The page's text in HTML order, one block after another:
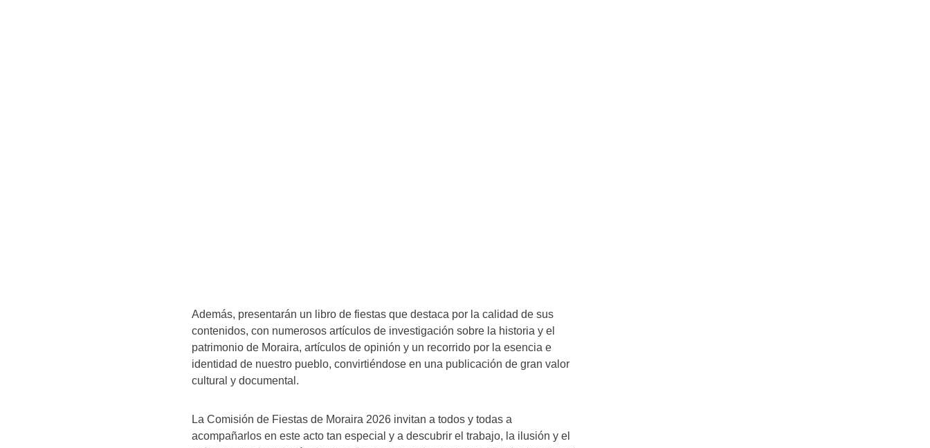
Además, presentarán un libro de fiestas que destaca por la calidad de sus
contenidos, con numerosos artículos de investigación sobre la historia y el
patrimonio de Moraira, artículos de opinión y un recorrido por la esencia e
identidad de nuestro pueblo, convirtiéndose en una publicación de gran valor
cultural y documental.
La Comisión de Fiestas de Moraira 2026 invitan a todos y todas a
acompañarlos en este acto tan especial y a descubrir el trabajo, la ilusión y el